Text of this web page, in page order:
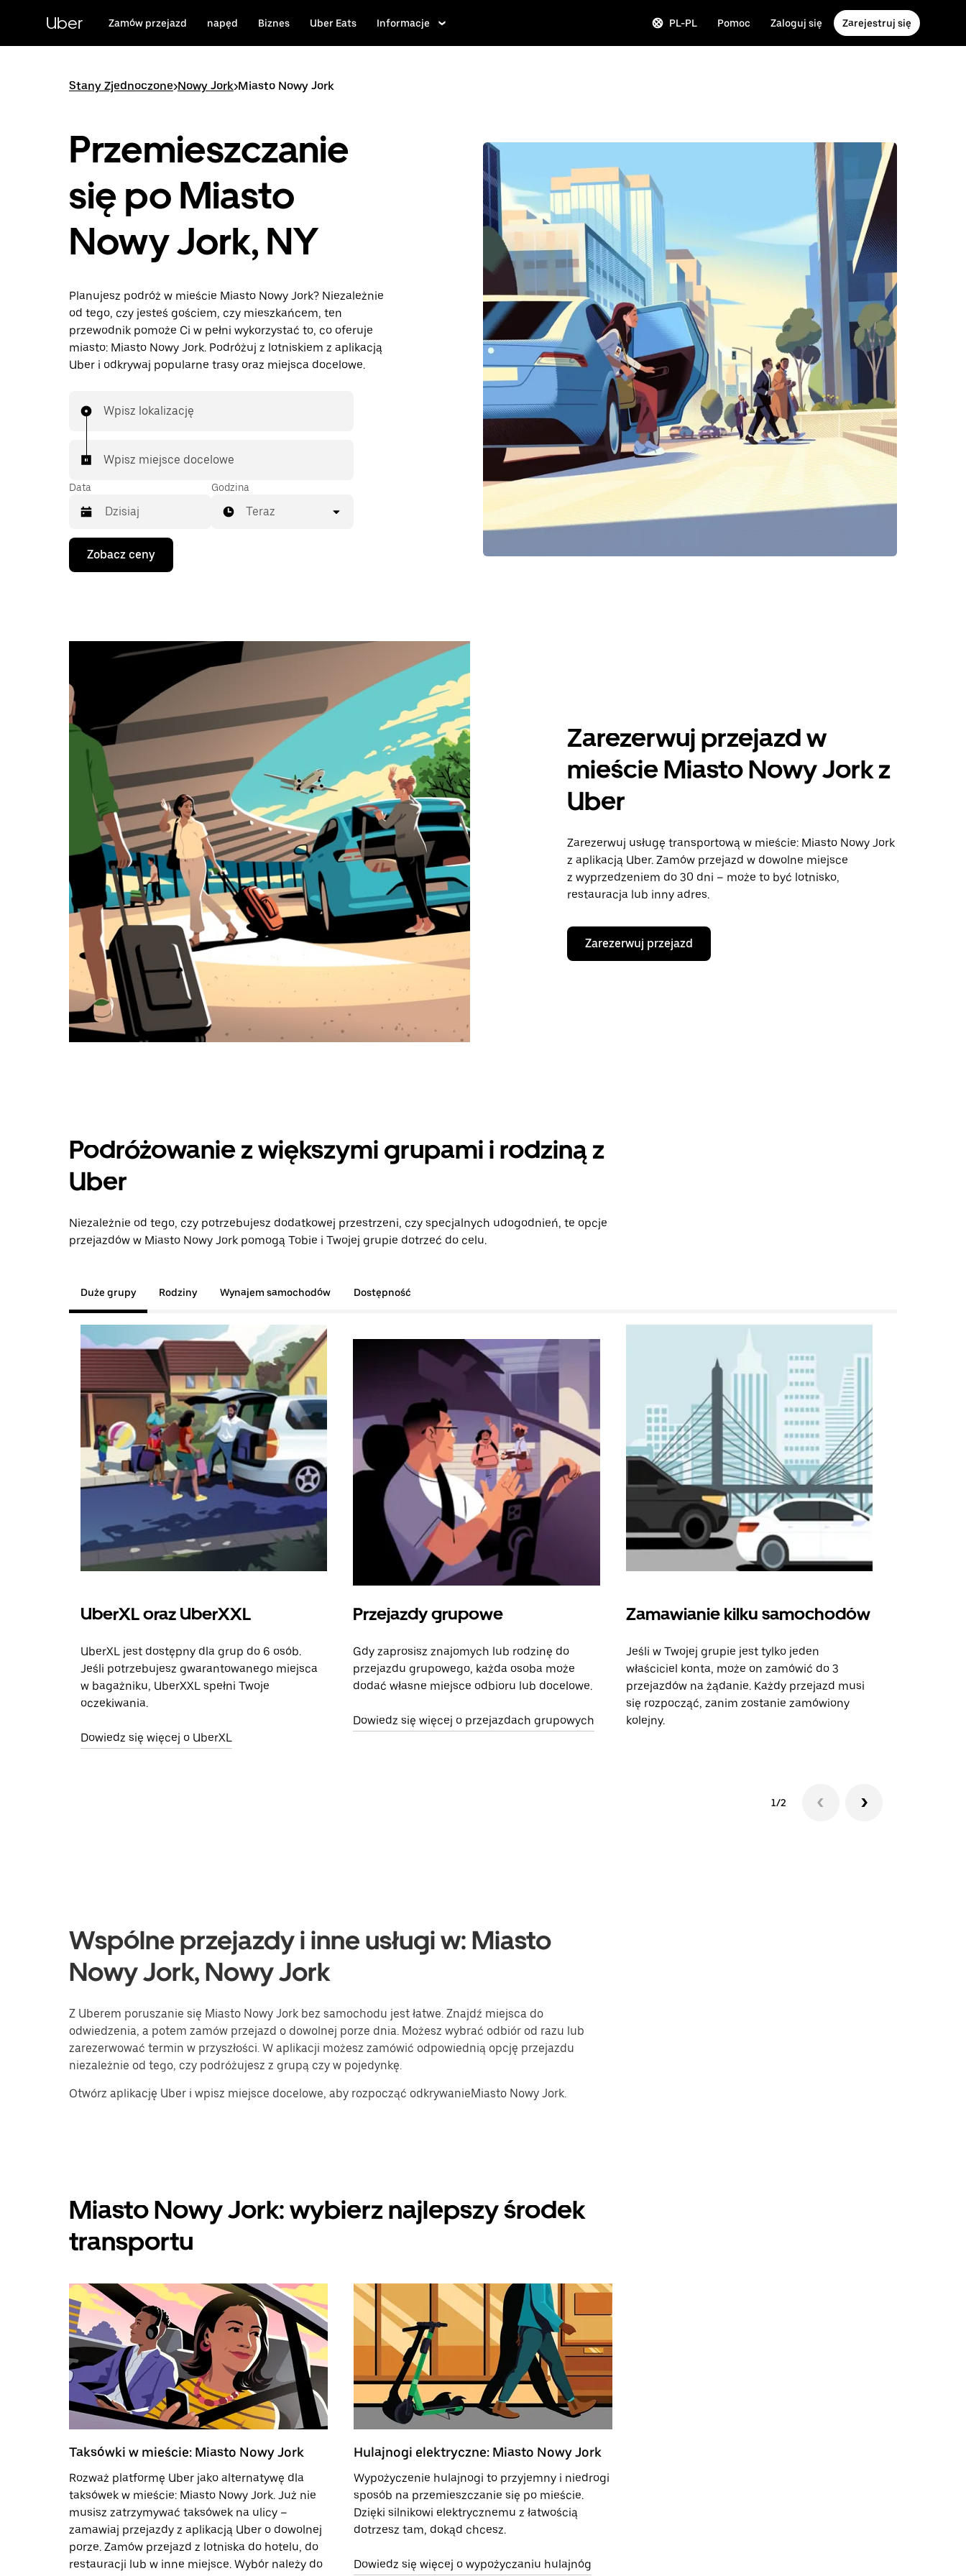
zawartości
Uber Zamów przejazd napęd Biznes Uber Eats Informacje PL-PL Pomoc Zaloguj się Zarejestruj się
Stany Zjednoczone>Nowy Jork>Miasto Nowy Jork
Przemieszczanie
się po Miasto
Nowy Jork, NY
Planujesz podróż w mieście Miasto Nowy Jork? Niezależnie
od tego, czy jesteś gościem, czy mieszkańcem, ten
przewodnik pomoże Ci w pełni wykorzystać to, co oferuje
miasto: Miasto Nowy Jork. Podróżuj z lotniskiem z aplikacją
Uber i odkrywaj popularne trasy oraz miejsca docelowe.
Wpisz lokalizację
Wpisz miejsce docelowe
Data
Naciśnij
klawisz
strzałki
klawisz
„Escape”,
aby
zamknąć
kalendarz.
Godzina
Teraz
Zobacz ceny
Zarezerwuj przejazd w
mieście Miasto Nowy Jork z
Uber
Zarezerwuj usługę transportową w mieście: Miasto Nowy Jork
z aplikacją Uber. Zamów przejazd w dowolne miejsce
z wyprzedzeniem do 30 dni – może to być lotnisko,
restauracja lub inny adres.
Zarezerwuj przejazd
Podróżowanie z większymi grupami i rodziną z
Uber
Niezależnie od tego, czy potrzebujesz dodatkowej przestrzeni, czy specjalnych udogodnień, te opcje
przejazdów w Miasto Nowy Jork pomogą Tobie i Twojej grupie dotrzeć do celu.
Duże grupy Rodziny Wynajem samochodów Dostępność
UberXL oraz UberXXL
UberXL jest dostępny dla grup do 6 osób.
Jeśli potrzebujesz gwarantowanego miejsca
w bagażniku, UberXXL spełni Twoje
oczekiwania.
Dowiedz się więcej o UberXL
Przejazdy grupowe
Gdy zaprosisz znajomych lub rodzinę do
przejazdu grupowego, każda osoba może
dodać własne miejsce odbioru lub docelowe.
Dowiedz się więcej o przejazdach grupowych
Zamawianie kilku samochodów
Jeśli w Twojej grupie jest tylko jeden
właściciel konta, może on zamówić do 3
przejazdów na żądanie. Każdy przejazd musi
się rozpocząć, zanim zostanie zamówiony
kolejny.
1/2
Wspólne przejazdy i inne usługi w: Miasto
Nowy Jork, Nowy Jork
Z Uberem poruszanie się Miasto Nowy Jork bez samochodu jest łatwe. Znajdź miejsca do
odwiedzenia, a potem zamów przejazd o dowolnej porze dnia. Możesz wybrać odbiór od razu lub
zarezerwować termin w przyszłości. W aplikacji możesz zamówić odpowiednią opcję przejazdu
niezależnie od tego, czy podróżujesz z grupą czy w pojedynkę.
Otwórz aplikację Uber i wpisz miejsce docelowe, aby rozpocząć odkrywanieMiasto Nowy Jork.
Miasto Nowy Jork: wybierz najlepszy środek
transportu
Taksówki w mieście: Miasto Nowy Jork
Rozważ platformę Uber jako alternatywę dla
taksówek w mieście: Miasto Nowy Jork. Już nie
musisz zatrzymywać taksówek na ulicy –
zamawiaj przejazdy z aplikacją Uber o dowolnej
porze. Zamów przejazd z lotniska do hotelu, do
restauracji lub w inne miejsce. Wybór należy do
Hulajnogi elektryczne: Miasto Nowy Jork
Wypożyczenie hulajnogi to przyjemny i niedrogi
sposób na przemieszczanie się po mieście.
Dzięki silnikowi elektrycznemu z łatwością
dotrzesz tam, dokąd chcesz.
Dowiedz się więcej o wypożyczaniu hulajnóg